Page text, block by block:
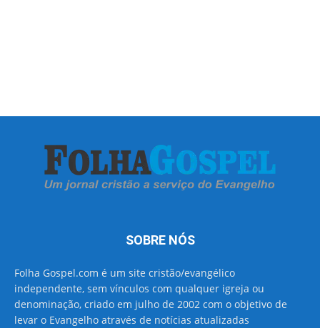
SOBRE NÓS
Folha Gospel.com é um site cristão/evangélico
independente, sem vínculos com qualquer igreja ou
denominação, criado em julho de 2002 com o objetivo de
levar o Evangelho através de notícias atualizadas